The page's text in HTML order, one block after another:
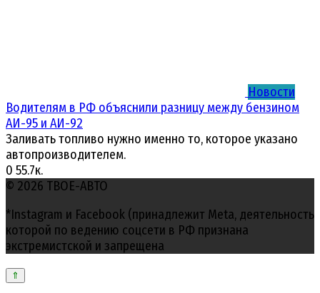
Новости
Водителям в РФ объяснили разницу между бензином
АИ-95 и АИ-92
Заливать топливо нужно именно то, которое указано
автопроизводителем.
0 55.7к.
© 2026 ТВОЕ-АВТО
*Instagram и Facebook (принадлежит Meta, деятельность
которой по ведению соцсети в РФ признана
экстремистской и запрещена